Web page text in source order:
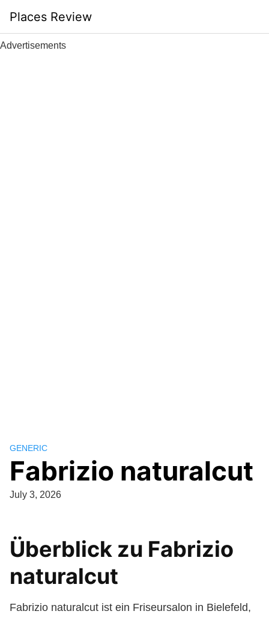
content
Places Review
Advertisements
GENERIC
Fabrizio naturalcut
July 3, 2026
Überblick zu Fabrizio
naturalcut
Fabrizio naturalcut ist ein Friseursalon in Bielefeld,